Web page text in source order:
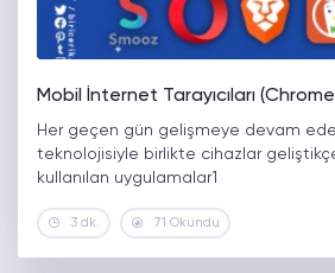
Mobil İnternet Tarayıcıları
Her geçen gün gelişmeye devam
teknolojisiyle birlikte cihazlar
kullanılan uygulamalar1
3 dk. 71 Okundu